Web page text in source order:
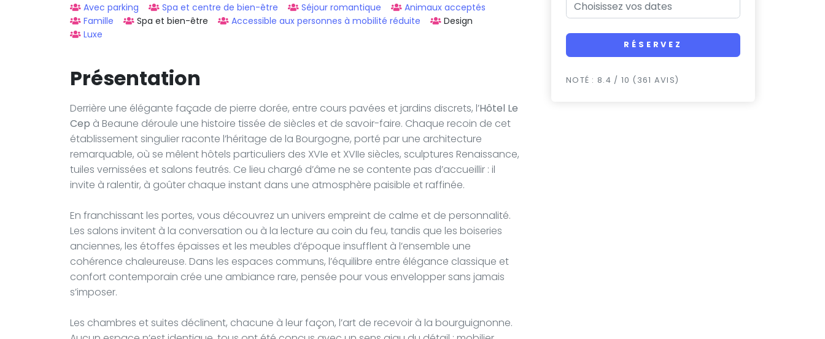
Avec parking Spa et centre de bien-être Séjour romantique
Animaux acceptés
Famille
Spa et bien-être Accessible aux personnes à mobilité réduite
Design
Luxe
Présentation
Derrière une élégante façade de pierre dorée, entre cours pavées et jardins discrets, l’Hôtel Le
Cep à Beaune déroule une histoire tissée de siècles et de savoir-faire. Chaque recoin de cet
établissement singulier raconte l’héritage de la Bourgogne, porté par une architecture
remarquable, où se mêlent hôtels particuliers des XVIe et XVIIe siècles, sculptures Renaissance,
tuiles vernissées et salons feutrés. Ce lieu chargé d’âme ne se contente pas d’accueillir : il
invite à ralentir, à goûter chaque instant dans une atmosphère paisible et raffinée.
En franchissant les portes, vous découvrez un univers empreint de calme et de personnalité.
Les salons invitent à la conversation ou à la lecture au coin du feu, tandis que les boiseries
anciennes, les étoffes épaisses et les meubles d’époque insufflent à l’ensemble une
cohérence chaleureuse. Dans les espaces communs, l’équilibre entre élégance classique et
confort contemporain crée une ambiance rare, pensée pour vous envelopper sans jamais
s’imposer.
Les chambres et suites déclinent, chacune à leur façon, l’art de recevoir à la bourguignonne.
RÉSERVEZ
NOTÉ : 8.4 / 10 (361 AVIS)